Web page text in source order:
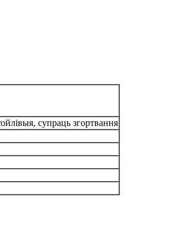
супраць згортвання